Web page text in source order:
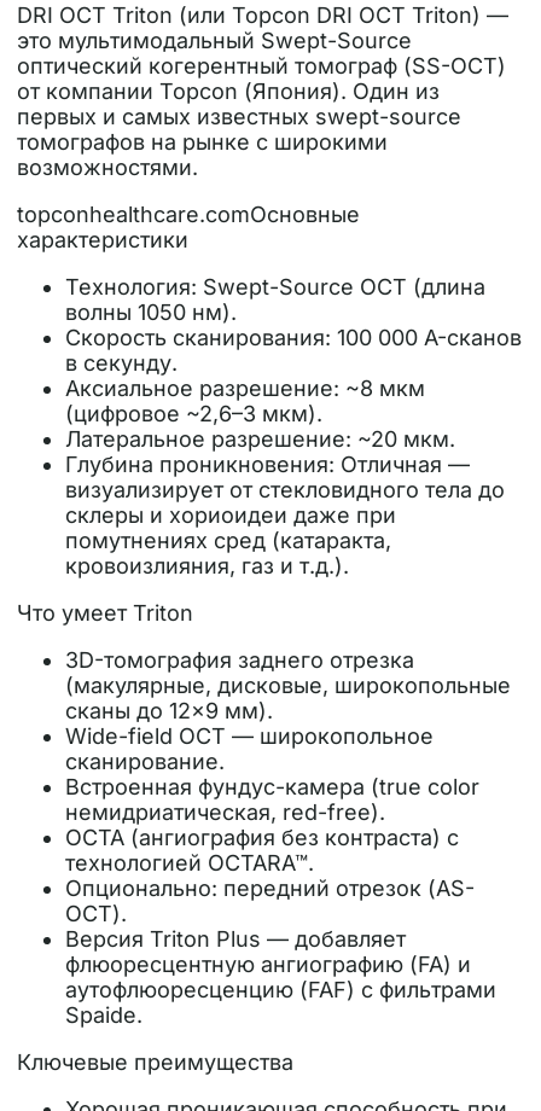
DRI OCT Triton (или Topcon DRI OCT Triton) —
это мультимодальный Swept-Source
оптический когерентный томограф (SS-OCT)
от компании Topcon (Япония). Один из
первых и самых известных swept-source
томографов на рынке с широкими
возможностями.
topconhealthcare.comОсновные
характеристики
Технология: Swept-Source OCT (длина
волны 1050 нм).
Скорость сканирования: 100 000 A-сканов
в секунду.
Аксиальное разрешение: ~8 мкм
(цифровое ~2,6–3 мкм).
Латеральное разрешение: ~20 мкм.
Глубина проникновения: Отличная —
визуализирует от стекловидного тела до
склеры и хориоидеи даже при
помутнениях сред (катаракта,
кровоизлияния, газ и т.д.).
Что умеет Triton
3D-томография заднего отрезка
(макулярные, дисковые, широкопольные
сканы до 12×9 мм).
Wide-field OCT — широкопольное
сканирование.
Встроенная фундус-камера (true color
немидриатическая, red-free).
OCTA (ангиография без контраста) с
технологией OCTARA™.
Опционально: передний отрезок (AS-
OCT).
Версия Triton Plus — добавляет
флюоресцентную ангиографию (FA) и
аутофлюоресценцию (FAF) с фильтрами
Spaide.
Ключевые преимущества